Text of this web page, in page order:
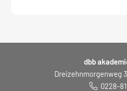
dbb
Dreizehnmorgenweg
0228-